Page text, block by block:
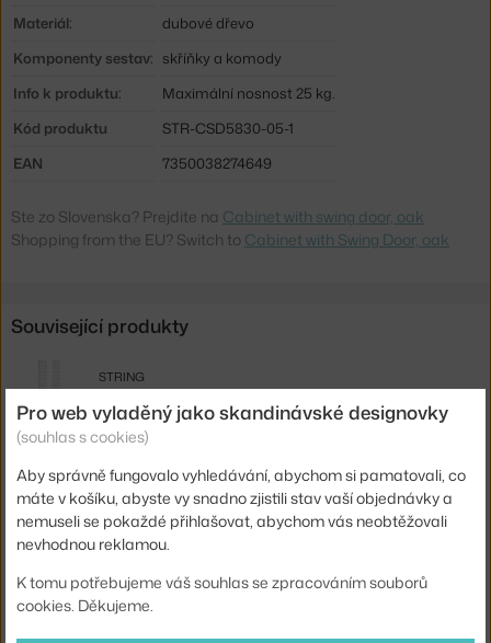
Materiál:
dubové dřevo
Komponenty sestav: skříňky a komody
Info k produktu:
Maximální nosnost 25 kg.
Kód produktu
STR-CSD5830-05-1
EAN
7350038274649
Ste zo Slovenska? Prejdite na Cabinet with swing door, oak
Shopping from the EU? Switch to Cabinet with Swing Door, oak
Související produkty
PANEL FLOOR 200 X 30, 2 KS, BLACK
STRING
6 571 Kč
PANEL FLOOR 115 X 30, 2 KS, BLACK
4 956 Kč
PANEL FLOOR 85 X 30, 2 KS, BLACK
STRING
4 038 Kč
STRING
Pro web vyladěný jako skandinávské designovky
(souhlas s cookies)
Aby správně fungovalo vyhledávání, abychom si pamatovali, co
máte v košíku, abyste vy snadno zjistili stav vaší objednávky a
nemuseli se pokaždé přihlašovat, abychom vás neobtěžovali
nevhodnou reklamou.
K tomu potřebujeme váš souhlas se zpracováním souborů
cookies. Děkujeme.